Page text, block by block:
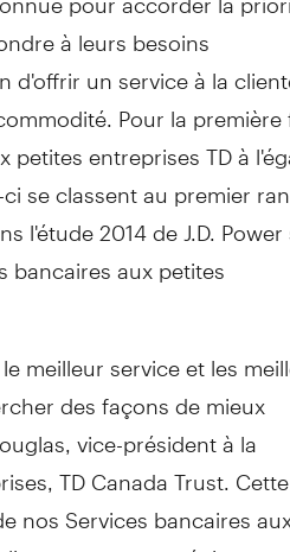
à leurs besoins
d'offrir un service à la
Pour la première
petites entreprises TD à
se classent au premier
l'étude 2014 de J.D.
bancaires aux petites
meilleur service et les
des façons de mieux
, vice-président à la
TD Canada Trust. Cette
nos Services bancaires